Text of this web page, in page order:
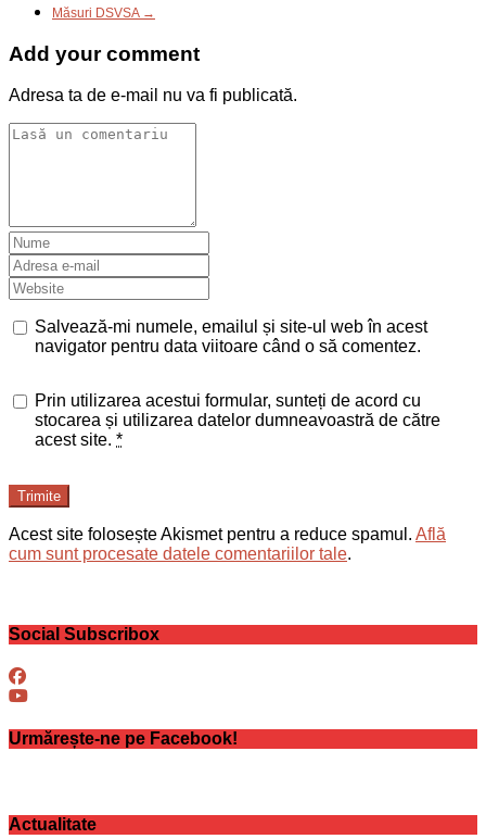
Măsuri DSVSA →
Add your comment
Adresa ta de e-mail nu va fi publicată.
Salvează-mi numele, emailul și site-ul web în acest
navigator pentru data viitoare când o să comentez.
Prin utilizarea acestui formular, sunteți de acord cu
stocarea și utilizarea datelor dumneavoastră de către
acest site. *
Trimite
Acest site folosește Akismet pentru a reduce spamul. Află
cum sunt procesate datele comentariilor tale.
Social Subscribox
Urmărește-ne pe Facebook!
Actualitate